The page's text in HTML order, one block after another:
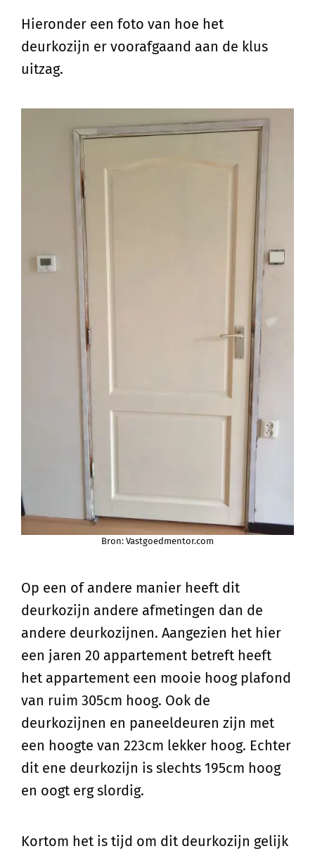
Hieronder een foto van hoe het
deurkozijn er voorafgaand aan de klus
uitzag.
Bron: Vastgoedmentor.com
Op een of andere manier heeft dit
deurkozijn andere afmetingen dan de
andere deurkozijnen. Aangezien het hier
een jaren 20 appartement betreft heeft
het appartement een mooie hoog plafond
van ruim 305cm hoog. Ook de
deurkozijnen en paneeldeuren zijn met
een hoogte van 223cm lekker hoog. Echter
dit ene deurkozijn is slechts 195cm hoog
en oogt erg slordig.
Kortom het is tijd om dit deurkozijn gelijk